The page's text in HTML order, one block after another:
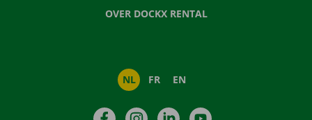
OVER DOCKX RENTAL
NL FR EN
FacebookInstagramLinkedIn